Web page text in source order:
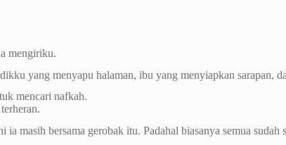
mengiriku.
yang menyapu halaman, ibu yang menyiapkan sarapan,
mencari nafkah.
masih bersama gerobak itu. Padahal biasanya semua sudah